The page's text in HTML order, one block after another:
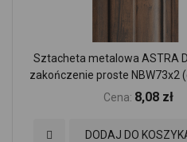
Sztacheta metalowa ASTRA
zakończenie proste NBW73x2
Cena: 8,08 zł
DODAJ DO
Dodaj